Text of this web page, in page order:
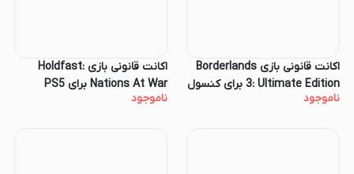
اکانت قانونی بازی Borderlands
3: Ultimate Edition برای کنسول
PS5
ناموجود
اکانت قانونی بازی Holdfast:
Nations At War برای PS5
ناموجود